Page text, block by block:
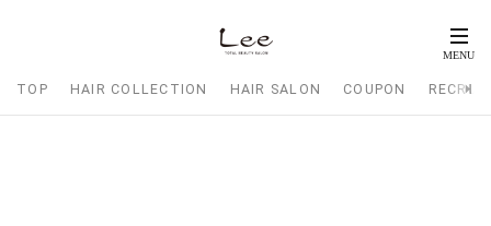
TOP HAIR COLLECTION HAIR SALON COUPON